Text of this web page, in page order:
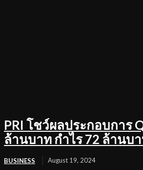
PRI โชว์ผลประกอบการ
ล้านบาท กำไร 72 ล้านบ
BUSINESS August 19, 2024